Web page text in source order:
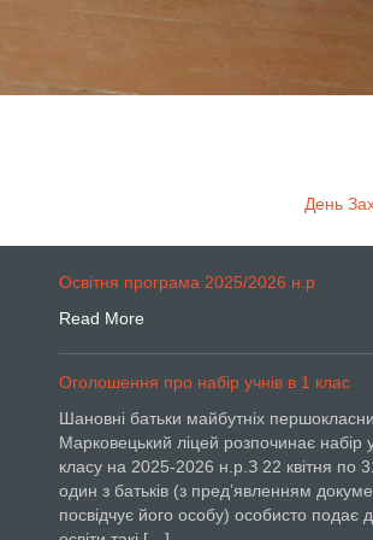
День
Освітня програма 2025/2026 н.р
Read More
Оголошення про набір учнів в 1 клас
Шановні батьки майбутніх
Марковецький ліцей розпочинає набір
класу на 2025-2026 н.р.З 22 квітня по
один з батьків (з пред’явленням
посвідчує його особу) особисто подає